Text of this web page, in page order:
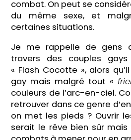
combat. On peut se
du même sexe, et
certaines situations.
Je me rappelle de gens
travers des couples
« Flash Cocotte », alors
gay mais malgré tout «
couleurs de l’arc-en-ciel.
retrouver dans ce genre
on met les pieds ? Ouvrir
serait le rêve bien sûr